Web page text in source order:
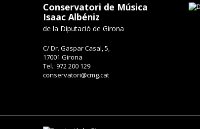
Conservatori de Música
Isaac Albéniz
de la Diputació de Girona
C/ Dr. Gaspar Casal, 5,
17001 Girona
Tel.: 972 200 129
conservatori@cmg.cat